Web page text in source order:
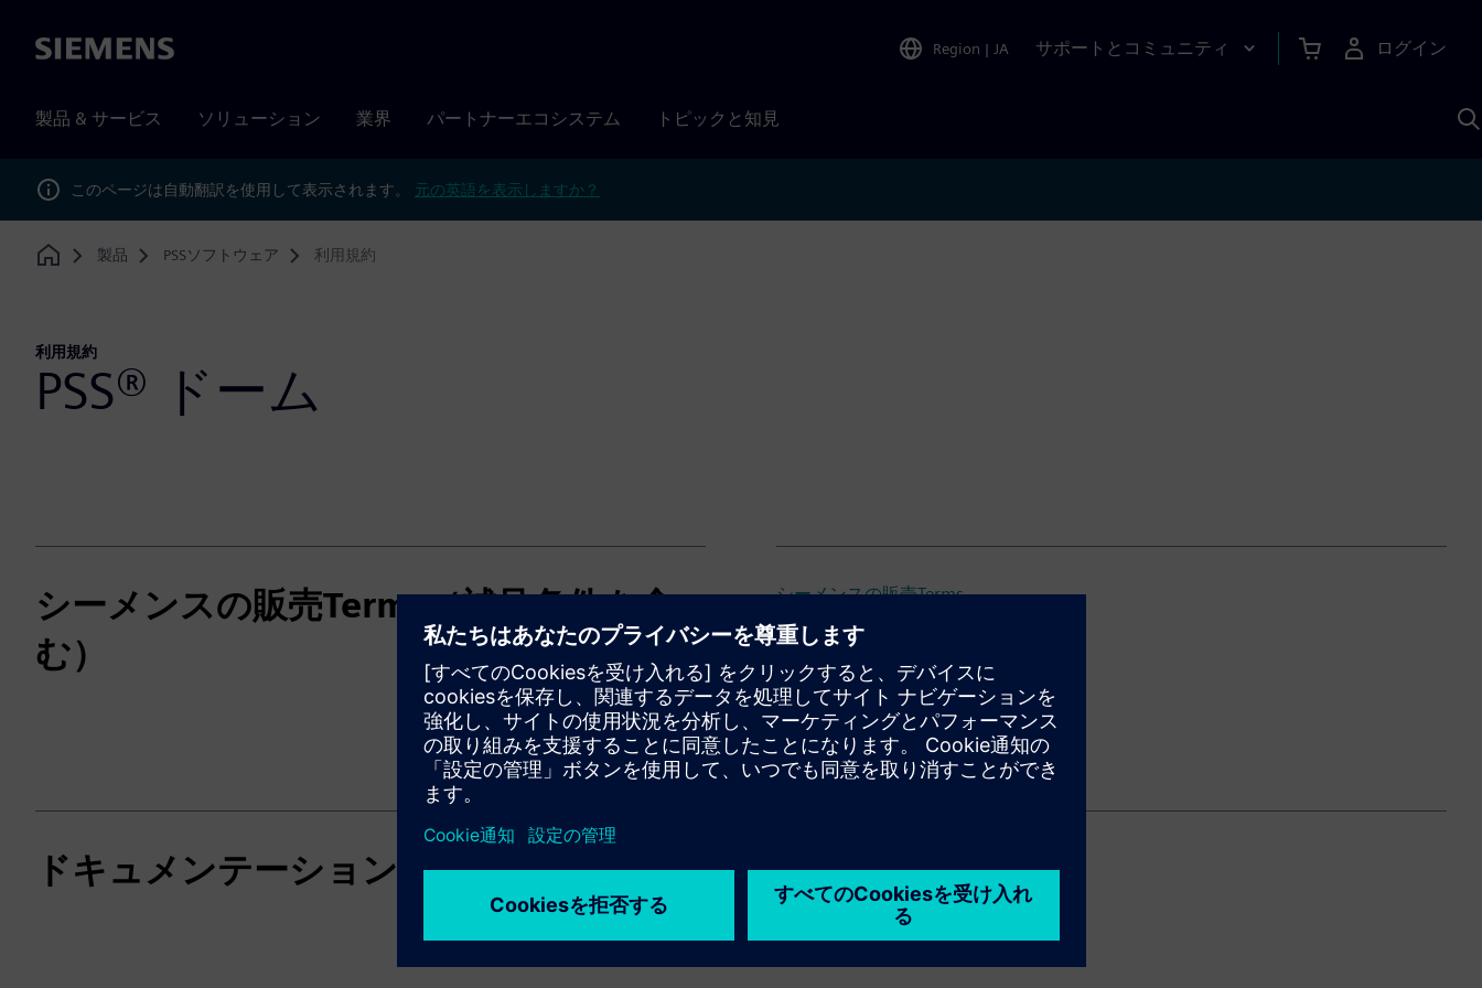
Siemens Region | JA サポートとコミュニティ ログイン
製品 & サービス ソリューション 業界 パートナーエコシステム トピックと知見
このページは自動翻訳を使用して表示されます。 元の英語を表示しますか？
Home
製品 PSSソフトウェア 利用規約
利用規約
PSS® ドーム
シーメンスの販売Terms（補足条件を含
む）
シーメンスの販売Terms
ドキュメンテーション
メンテナンスとサポートプラン